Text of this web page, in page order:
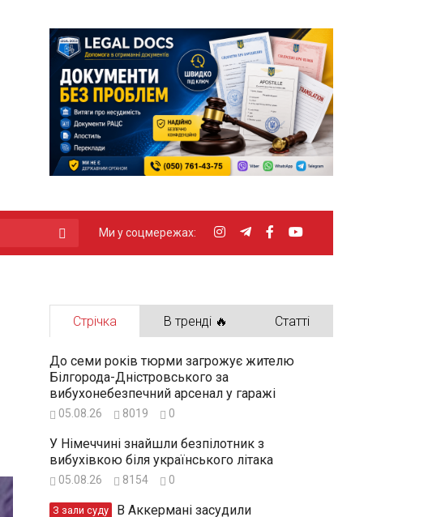
Ми у соцмережах:
Стрічка В тренді 🔥 Статті
До семи років тюрми загрожує жителю
Білгорода-Дністровського за
вибухонебезпечний арсенал у гаражі
05.08.26 8019 0
У Німеччині знайшли безпілотник з
вибухівкою біля українського літака
05.08.26 8154 0
З зали суду